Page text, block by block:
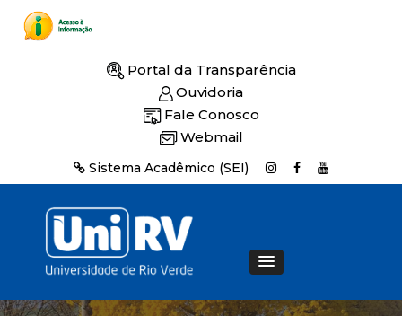
Portal da Transparência
Ouvidoria
Fale Conosco
Webmail
Sistema Acadêmico (SEI)